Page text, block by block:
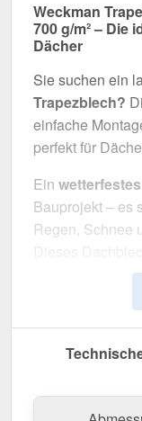
Weckman
700 g/m² – Die
Dächer
Sie suchen ein
Trapezblech?
einfache
perfekt für
Ein
Bauprojekt – es
Regen, Schnee
robuste
bieten. Es
0,50 mm, sorgt